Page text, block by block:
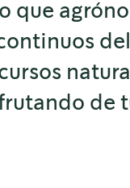
que
de